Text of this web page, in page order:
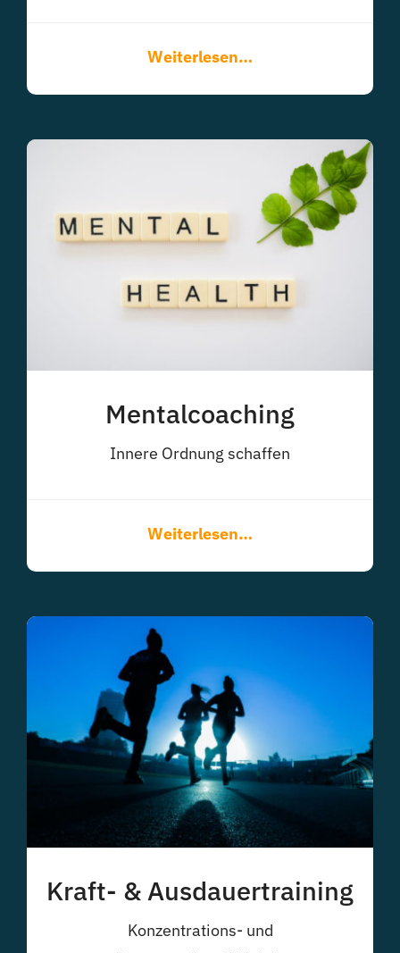
Weiterlesen…
Mentalcoaching
Innere Ordnung schaffen
Weiterlesen…
Kraft- & Ausdauertraining
Konzentrations- und